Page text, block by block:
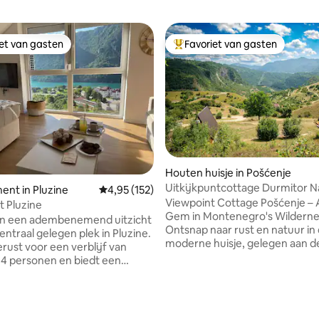
4,95 op 5, 137 recensies
van gasten
van gasten
in Pluzine Gemiddelde beoordeling van 4,95 op 5, 152
4,95 (152)
Pluzine
een adembenemend uitzicht
gelegen plek in Pluzine.
voor een verblijf van
personen en biedt een
Topfavoriet van gasten
Favoriet van gasten
Houten huisje in Pošćenje
Uitkijkpuntcottage Durmitor
Escape
Viewpoint Cottage Pošćenje –
Gem in Montenegro's
Ontsnap naar rust en natuur in
moderne huisje, gelegen aan